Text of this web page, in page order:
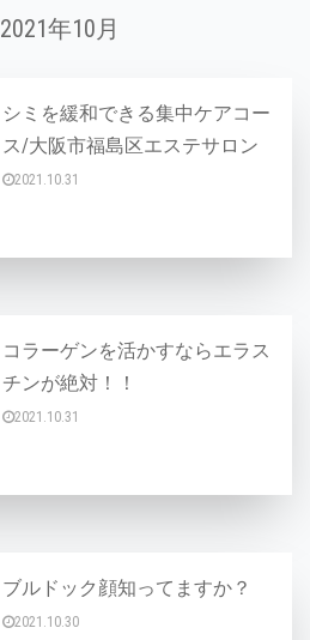
2021年10月
シミを緩和できる集中ケアコー
ス/大阪市福島区エステサロン
2021.10.31
コラーゲンを活かすならエラス
チンが絶対！！
2021.10.31
ブルドック顔知ってますか？
2021.10.30